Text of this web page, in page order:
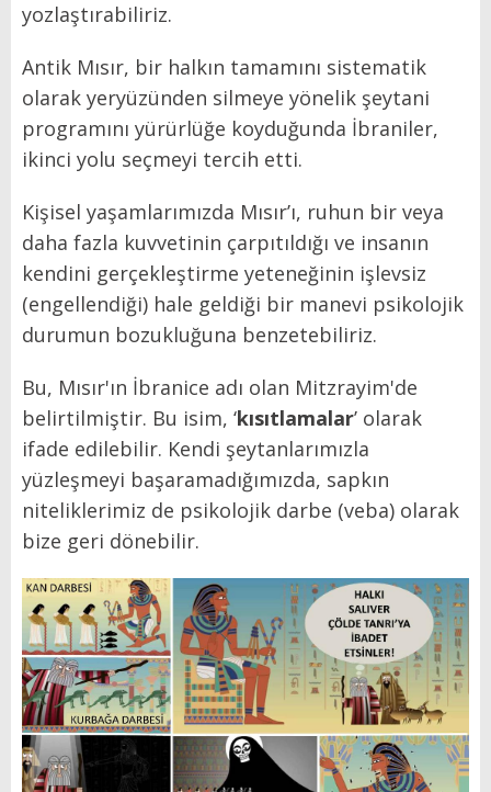
yozlaştırabiliriz.
Antik Mısır, bir halkın tamamını sistematik
olarak yeryüzünden silmeye yönelik şeytani
programını yürürlüğe koyduğunda İbraniler,
ikinci yolu seçmeyi tercih etti.
Kişisel yaşamlarımızda Mısır’ı, ruhun bir veya
daha fazla kuvvetinin çarpıtıldığı ve insanın
kendini gerçekleştirme yeteneğinin işlevsiz
(engellendiği) hale geldiği bir manevi psikolojik
durumun bozukluğuna benzetebiliriz.
Bu, Mısır'ın İbranice adı olan Mitzrayim'de
belirtilmiştir. Bu isim, ‘kısıtlamalar’ olarak
ifade edilebilir. Kendi şeytanlarımızla
yüzleşmeyi başaramadığımızda, sapkın
niteliklerimiz de psikolojik darbe (veba) olarak
bize geri dönebilir.